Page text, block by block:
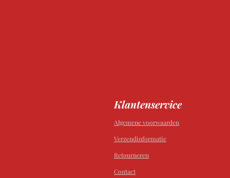
Klantenservice
Algemene voorwaarden
Verzendinformatie
Retourneren
Contact